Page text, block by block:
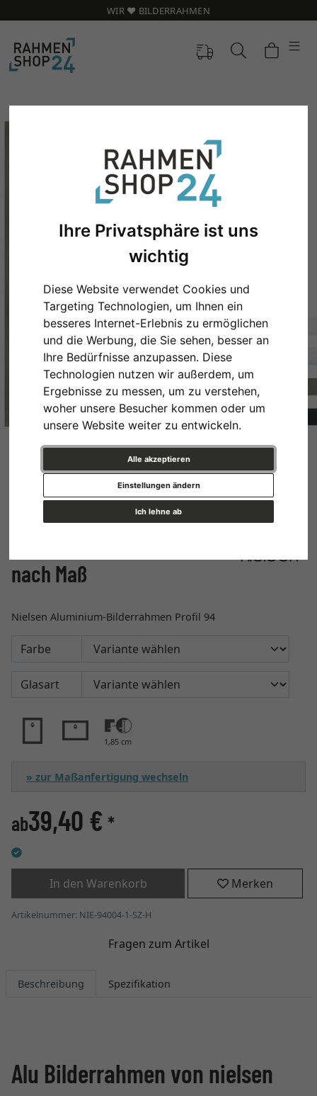
Ihre Privatsphäre ist uns
wichtig
Diese Website verwendet Cookies und
Targeting Technologien, um Ihnen ein
besseres Internet-Erlebnis zu ermöglichen
und die Werbung, die Sie sehen, besser an
Ihre Bedürfnisse anzupassen. Diese
Technologien nutzen wir außerdem, um
Ergebnisse zu messen, um zu verstehen,
woher unsere Besucher kommen oder um
unsere Website weiter zu entwickeln.
Alle akzeptieren
Ich lehne ab
Einstellungen ändern
WIR ❤️ BILDERRAHMEN
nach Maß
Nielsen Aluminium-Bilderrahmen Profil 94
Farbe
Glasart
1,85 cm
» zur Maßanfertigung wechseln
ab39,40 € *
In den Warenkorb Merken
Artikelnummer: NIE-94004-1-SZ-H
Fragen zum Artikel
Beschreibung Spezifikation
Alu Bilderrahmen von nielsen